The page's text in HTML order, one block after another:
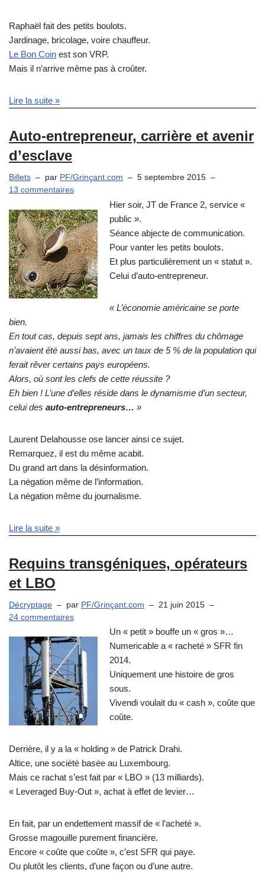
Raphaël fait des petits boulots.
Jardinage, bricolage, voire chauffeur.
Le Bon Coin est son VRP.
Mais il n’arrive même pas à croûter.
Lire la suite »
Auto-entrepreneur, carrière et avenir
d’esclave
Billets par PF/Grinçant.com
5 septembre 2015
13 commentaires
Hier soir, JT de France 2, service «
public ».
Séance abjecte de communication.
Pour vanter les petits boulots.
Et plus particulièrement un « statut ».
Celui d’auto-entrepreneur.
« L’économie américaine se porte
bien.
En tout cas, depuis sept ans, jamais les chiffres du chômage
n’avaient été aussi bas, avec un taux de 5 % de la population qui
ferait rêver certains pays européens.
Alors, où sont les clefs de cette réussite ?
Eh bien ! L’une d’elles réside dans le dynamisme d’un secteur,
celui des auto-entrepreneurs… »
Laurent Delahousse ose lancer ainsi ce sujet.
Remarquez, il est du même acabit.
Du grand art dans la désinformation.
La négation même de l’information.
La négation même du journalisme.
Lire la suite »
Requins transgéniques, opérateurs
et LBO
Décryptage par PF/Grinçant.com
21 juin 2015
24 commentaires
Un « petit » bouffe un « gros »…
Numericable a « racheté » SFR fin
2014.
Uniquement une histoire de gros
sous.
Vivendi voulait du « cash », coûte que
coûte.
Derrière, il y a la « holding » de Patrick Drahi.
Altice, une société basée au Luxembourg.
Mais ce rachat s’est fait par « LBO » (13 milliards).
« Leveraged Buy-Out », achat à effet de levier…
En fait, par un endettement massif de « l’acheté ».
Grosse magouille purement financière.
Encore « coûte que coûte », c’est SFR qui paye.
Ou plutôt les clients, d’une façon ou d’une autre.